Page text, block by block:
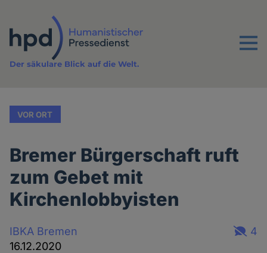
Inhalt
Menu
Der säkulare Blick auf die Welt.
VOR ORT
Bremer Bürgerschaft ruft
zum Gebet mit
Kirchenlobbyisten
IBKA Bremen
16.12.2020
4